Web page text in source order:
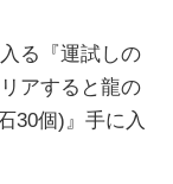
る『運試しの
アすると龍の
30個)』手に入